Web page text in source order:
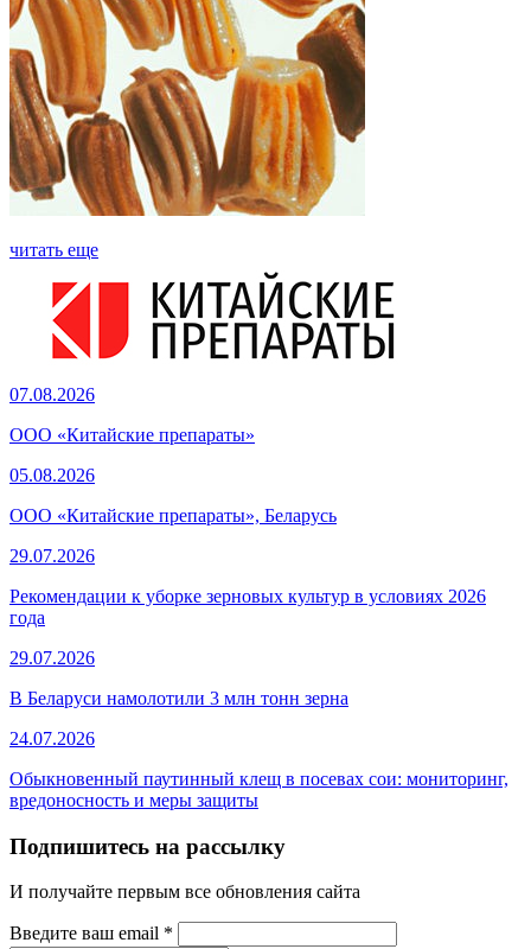
читать еще
07.08.2026
ООО «Китайские препараты»
05.08.2026
ООО «Китайские препараты», Беларусь
29.07.2026
Рекомендации к уборке зерновых культур в условиях 2026
года
29.07.2026
В Беларуси намолотили 3 млн тонн зерна
24.07.2026
Обыкновенный паутинный клещ в посевах сои: мониторинг,
вредоносность и меры защиты
Подпишитесь на рассылку
И получайте первым все обновления сайта
Введите ваш email *